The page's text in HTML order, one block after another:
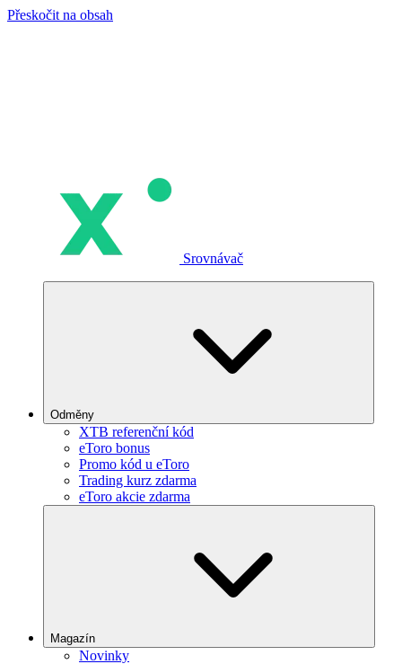
Přeskočit na obsah
Srovnávač
Odměny
XTB referenční kód
eToro bonus
Promo kód u eToro
Trading kurz zdarma
eToro akcie zdarma
Magazín
Novinky